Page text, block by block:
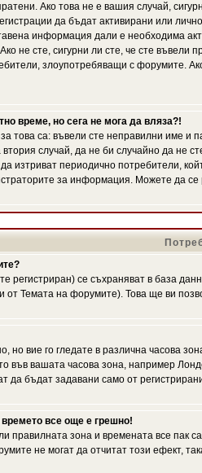
Ако това не е вашия случай,
да бъдат активирани или
информация дали е необходима
не сте, сигурни ли сте, че сте
злоупотребяващи с форумите.
време, но сега не мога да вляза?!
това са: въвели сте неправилни име и
втория случай, да не би случайно да
изтриват периодично потребители,
за информация. Можете да се
регистриран) се съхраняват в база
от Темата на форумите). Това ще ви
но вие го гледате в различна часова
във вашата часова зона, например
да бъдат задавани само от
все още е грешно!
правилната зона и времената все
не могат да отчитат този ефект,